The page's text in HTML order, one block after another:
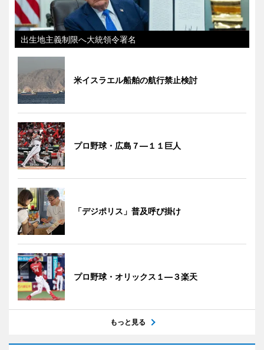
出生地主義制限へ大統領令署名
米イスラエル船舶の航行禁止検討
プロ野球・広島７―１１巨人
「デジポリス」普及呼び掛け
プロ野球・オリックス１―３楽天
もっと見る